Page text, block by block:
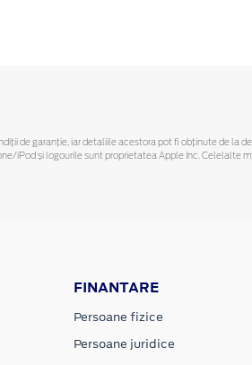
de garanție, iar detaliile acestora pot fi obținute de la
iPod și logourile sunt proprietatea Apple Inc. Celelalte
FINANTARE
Persoane fizice
Persoane juridice